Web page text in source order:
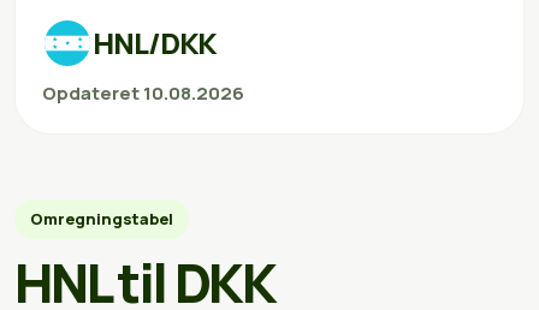
HNL/DKK
Opdateret 10.08.2026
Omregningstabel
HNL til DKK